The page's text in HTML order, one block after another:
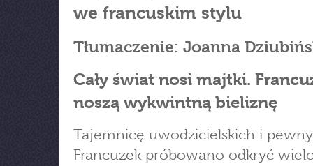
we francuskim stylu
Tłumaczenie: Joanna
Cały świat nosi majtki.
noszą wykwintną bieliznę
Tajemnicę uwodzicielskich i
Francuzek próbowano odkryć